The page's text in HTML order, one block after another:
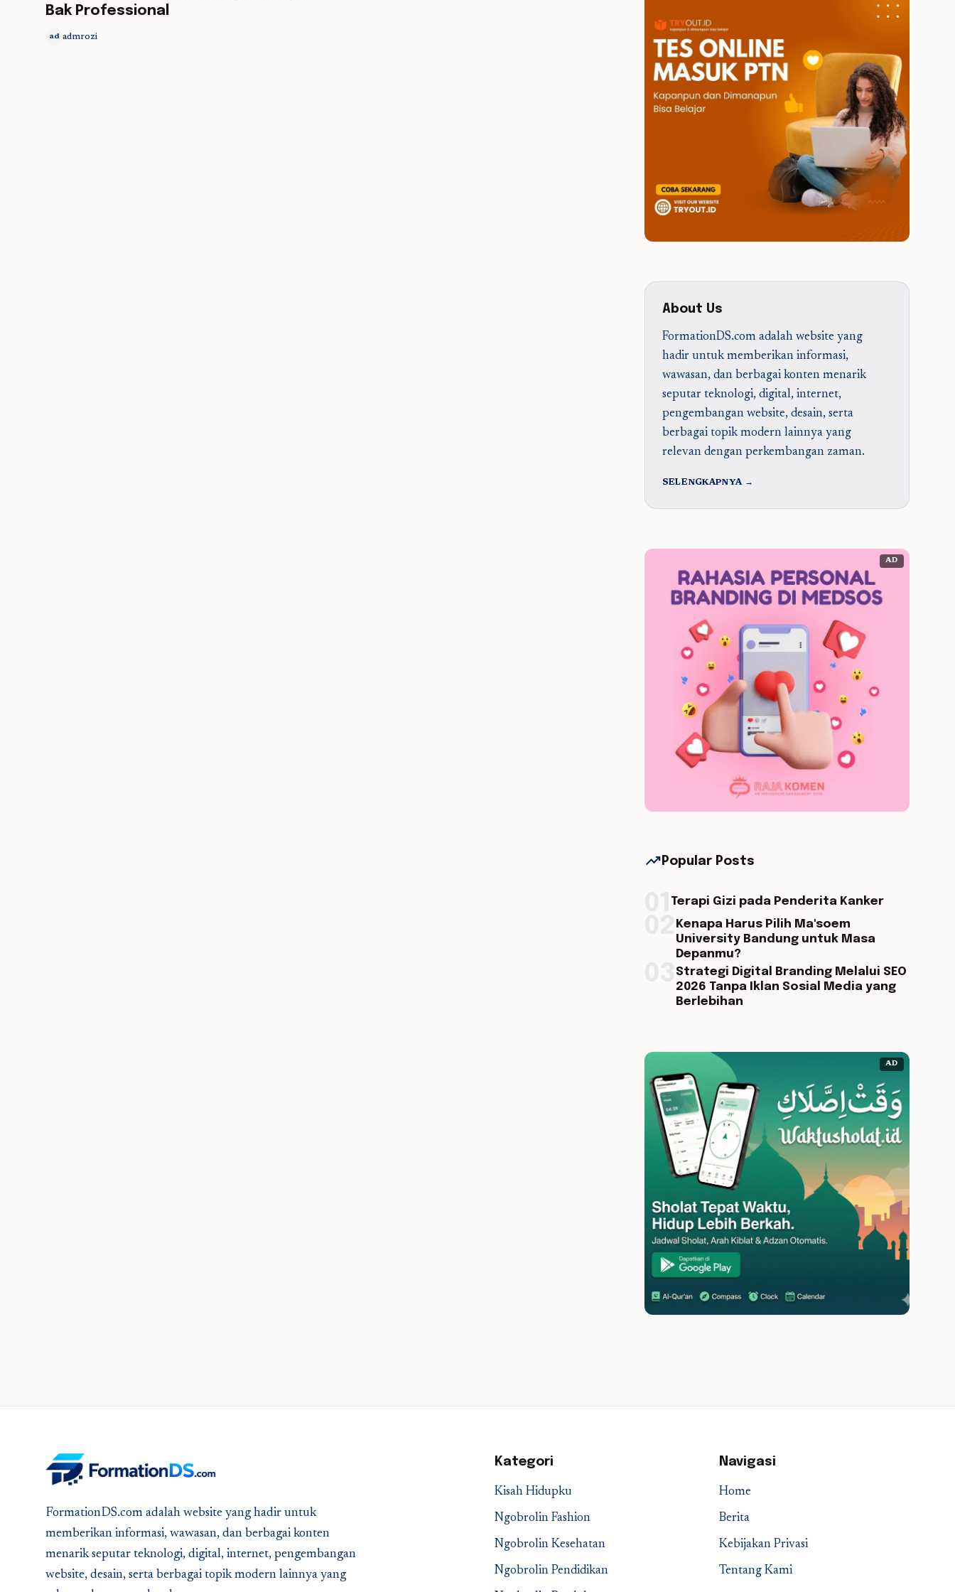
Bak Professional
ad admrozi
About Us
FormationDS.com adalah website yang
hadir untuk memberikan informasi,
wawasan, dan berbagai konten menarik
seputar teknologi, digital, internet,
pengembangan website, desain, serta
berbagai topik modern lainnya yang
relevan dengan perkembangan zaman.
SELENGKAPNYA →
AD
trending_up Popular Posts
Terapi Gizi pada Penderita Kanker
Kenapa Harus Pilih Ma'soem
University Bandung untuk Masa
Depanmu?
Strategi Digital Branding Melalui SEO
2026 Tanpa Iklan Sosial Media yang
Berlebihan
AD
FormationDS.com adalah website yang hadir untuk
memberikan informasi, wawasan, dan berbagai konten
menarik seputar teknologi, digital, internet, pengembangan
website, desain, serta berbagai topik modern lainnya yang
Kategori
Kisah Hidupku
Ngobrolin Fashion
Ngobrolin Kesehatan
Ngobrolin Pendidikan
Navigasi
Home
Berita
Kebijakan Privasi
Tentang Kami